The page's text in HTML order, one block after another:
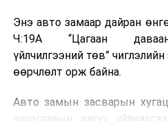
байна. Тухайлбал, Германд
гарсан үнснээс фосфор
ашигладаг бол
боловсруулах
Ийнхүү лаг хатаах,
Энэ авто замаар дайран
Ч:19А “Цагаан
үйлчилгээний төв”
өөрчлөлт орж байна.
Авто замын засварын